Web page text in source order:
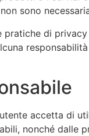
sono
pratiche di
accetta di
nonché dalle